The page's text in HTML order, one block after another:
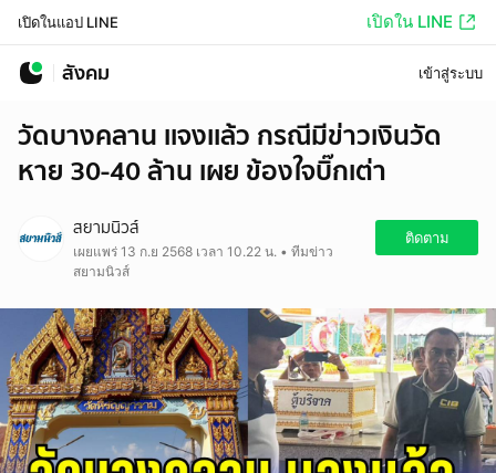
เปิดในแอป LINE เปิดใน LINE
สังคม เข้าสู่ระบบ
วัดบางคลาน เเจงเเล้ว กรณีมีข่าวเงินวัด
หาย 30-40 ล้าน เผย ข้องใจบิ๊กเต่า
สยามนิวส์
เผยแพร่ 13 ก.ย 2568 เวลา 10.22 น. • ทีมข่าว
สยามนิวส์
ติดตาม